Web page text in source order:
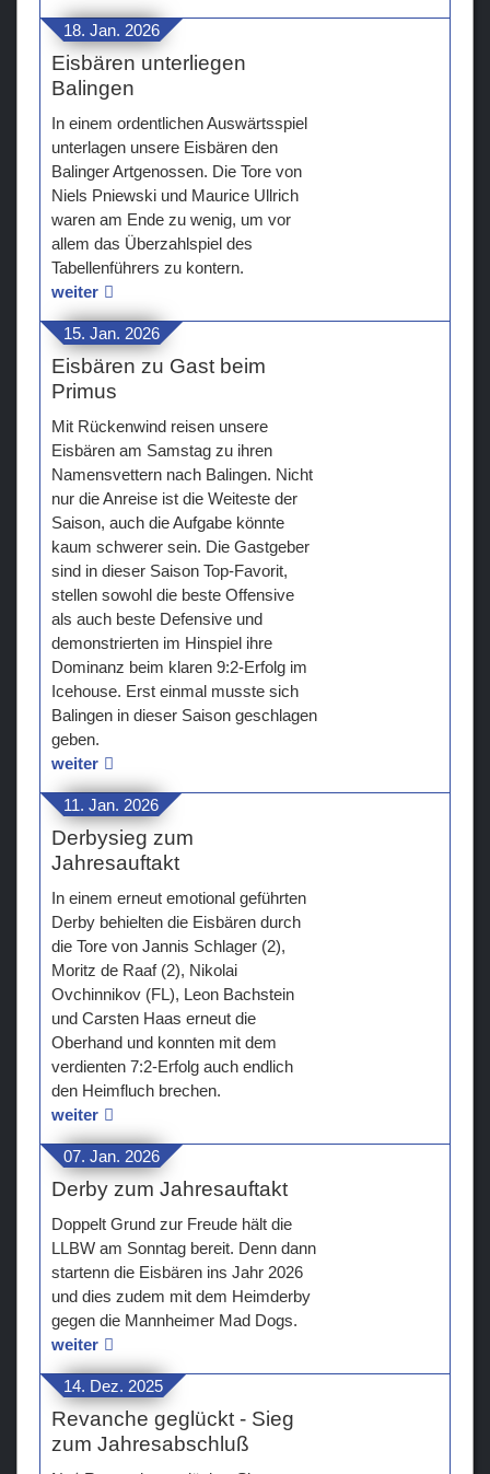
18. Jan. 2026
Eisbären unterliegen
Balingen
In einem ordentlichen Auswärtsspiel
unterlagen unsere Eisbären den
Balinger Artgenossen. Die Tore von
Niels Pniewski und Maurice Ullrich
waren am Ende zu wenig, um vor
allem das Überzahlspiel des
Tabellenführers zu kontern.
weiter
15. Jan. 2026
Eisbären zu Gast beim
Primus
Mit Rückenwind reisen unsere
Eisbären am Samstag zu ihren
Namensvettern nach Balingen. Nicht
nur die Anreise ist die Weiteste der
Saison, auch die Aufgabe könnte
kaum schwerer sein. Die Gastgeber
sind in dieser Saison Top-Favorit,
stellen sowohl die beste Offensive
als auch beste Defensive und
demonstrierten im Hinspiel ihre
Dominanz beim klaren 9:2-Erfolg im
Icehouse. Erst einmal musste sich
Balingen in dieser Saison geschlagen
geben.
weiter
11. Jan. 2026
Derbysieg zum
Jahresauftakt
In einem erneut emotional geführten
Derby behielten die Eisbären durch
die Tore von Jannis Schlager (2),
Moritz de Raaf (2), Nikolai
Ovchinnikov (FL), Leon Bachstein
und Carsten Haas erneut die
Oberhand und konnten mit dem
verdienten 7:2-Erfolg auch endlich
den Heimfluch brechen.
weiter
07. Jan. 2026
Derby zum Jahresauftakt
Doppelt Grund zur Freude hält die
LLBW am Sonntag bereit. Denn dann
startenn die Eisbären ins Jahr 2026
und dies zudem mit dem Heimderby
gegen die Mannheimer Mad Dogs.
weiter
14. Dez. 2025
Revanche geglückt - Sieg
zum Jahresabschluß